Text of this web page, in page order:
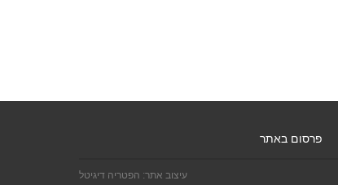
פרסום באתר
עיצוב אתר: הפטריה דיגיטל